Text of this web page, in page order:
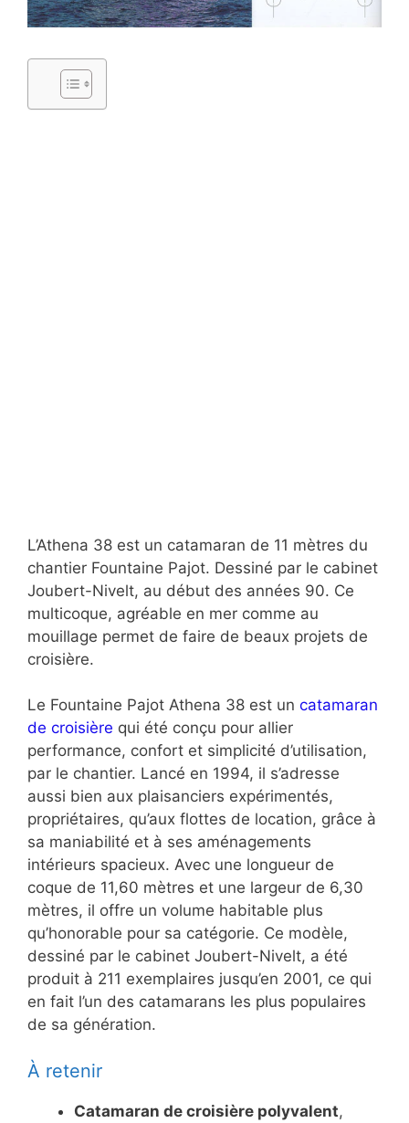
L’Athena 38 est un catamaran de 11 mètres du
chantier Fountaine Pajot. Dessiné par le cabinet
Joubert-Nivelt, au début des années 90. Ce
multicoque, agréable en mer comme au
mouillage permet de faire de beaux projets de
croisière.
Le Fountaine Pajot Athena 38 est un catamaran
de croisière qui été conçu pour allier
performance, confort et simplicité d’utilisation,
par le chantier. Lancé en 1994, il s’adresse
aussi bien aux plaisanciers expérimentés,
propriétaires, qu’aux flottes de location, grâce à
sa maniabilité et à ses aménagements
intérieurs spacieux. Avec une longueur de
coque de 11,60 mètres et une largeur de 6,30
mètres, il offre un volume habitable plus
qu’honorable pour sa catégorie. Ce modèle,
dessiné par le cabinet Joubert-Nivelt, a été
produit à 211 exemplaires jusqu’en 2001, ce qui
en fait l’un des catamarans les plus populaires
de sa génération.
À retenir
Catamaran de croisière polyvalent,